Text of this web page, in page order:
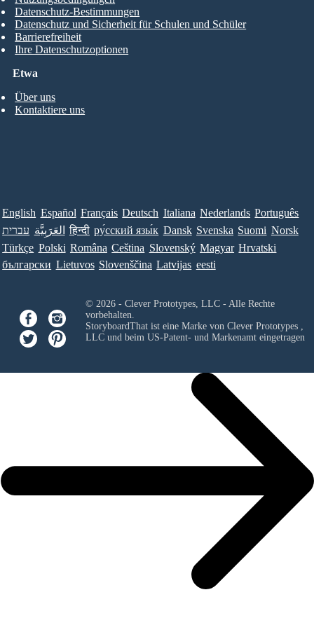
Etwa
Über uns
Kontaktiere uns
Datenschutz-Bestimmungen
Datenschutz und Sicherheit für Schulen und Schüler
Barrierefreiheit
Ihre Datenschutzoptionen
English Español Français Deutsch Italiana Nederlands Português
עברית العَرَبِيَّة हिन्दी ру́сский язы́к Dansk Svenska Suomi Norsk
Türkçe Polski Româna Ceština Slovenský Magyar Hrvatski
български Lietuvos Slovenščina Latvijas eesti
© 2026 - Clever Prototypes, LLC - Alle Rechte
vorbehalten.
StoryboardThat ist eine Marke von Clever Prototypes ,
LLCund beim US-Patent- und Markenamt eingetragen